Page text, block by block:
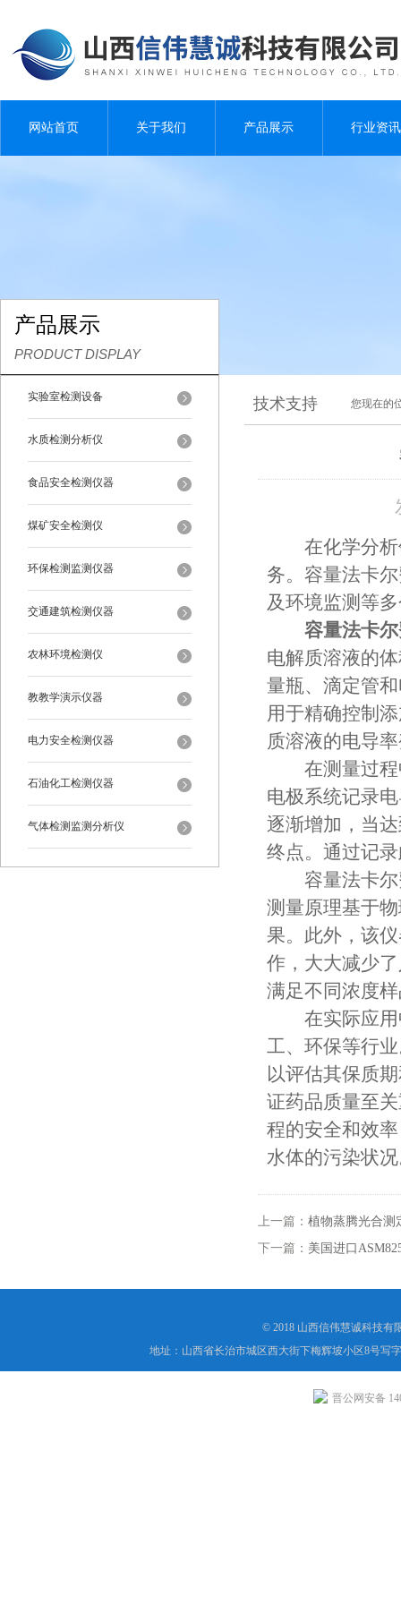
网站首页 关于我们 产品展示 行业资讯
产品展示
PRODUCT DISPLAY
实验室检测设备
水质检测分析仪
食品安全检测仪器
煤矿安全检测仪
环保检测监测仪器
交通建筑检测仪器
农林环境检测仪
教教学演示仪器
电力安全检测仪器
石油化工检测仪器
气体检测监测分析仪
技术支持 您现在的
在化学分析
务。容量法卡
及环境监测等
容量法卡
电解质溶液的
量瓶、滴定管
用于精确控制
质溶液的电导
在测量过程中
电极系统记录
逐渐增加，当
终点。通过记
容量法卡尔费
测量原理基于
果。此外，该
作，大大减少
满足不同浓度
在实际应用
工、环保等行
以评估其保质
证药品质量至
程的安全和效
水体的污染状
上一篇： 植物蒸腾光合测
下一篇： 美国进口
© 2018 山西信伟慧诚科技有
地址：山西省长治市城区西大街下梅辉坡小区8号写
晋公网安备